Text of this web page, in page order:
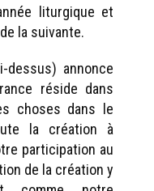
liturgique et
la suivante.
dessus) annonce
réside dans
choses dans le
la création à
participation au
de la création y